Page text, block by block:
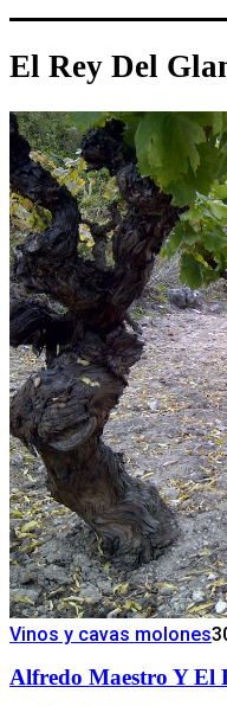
El Rey Del
Vinos y cavas molones
Alfredo Maestro Y El